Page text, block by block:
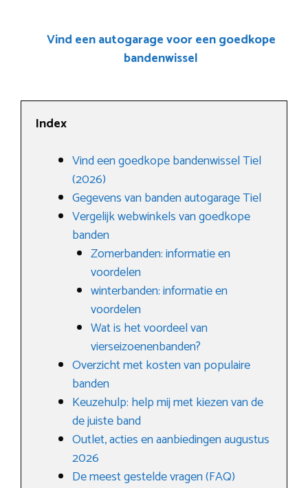
Vind een autogarage voor een goedkope
bandenwissel
Index
Vind een goedkope bandenwissel Tiel
(2026)
Gegevens van banden autogarage Tiel
Vergelijk webwinkels van goedkope
banden
Zomerbanden: informatie en
voordelen
winterbanden: informatie en
voordelen
Wat is het voordeel van
vierseizoenenbanden?
Overzicht met kosten van populaire
banden
Keuzehulp: help mij met kiezen van de
de juiste band
Outlet, acties en aanbiedingen augustus
2026
De meest gestelde vragen (FAQ)